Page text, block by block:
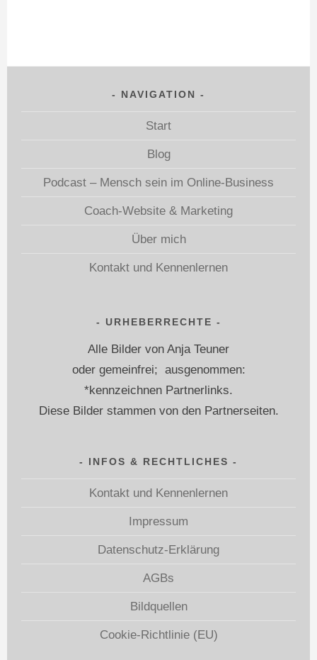
NAVIGATION
Start
Blog
Podcast – Mensch sein im Online-Business
Coach-Website & Marketing
Über mich
Kontakt und Kennenlernen
URHEBERRECHTE
Alle Bilder von Anja Teuner
oder gemeinfrei; ausgenommen:
*kennzeichnen Partnerlinks.
Diese Bilder stammen von den Partnerseiten.
INFOS & RECHTLICHES
Kontakt und Kennenlernen
Impressum
Datenschutz-Erklärung
AGBs
Bildquellen
Cookie-Richtlinie (EU)